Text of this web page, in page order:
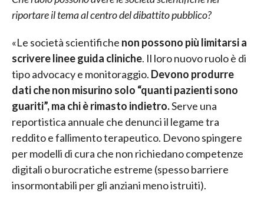
riportare il tema al centro del dibattito pubblico?
«Le società scientifiche non possono più limitarsi a
scrivere linee guida cliniche. Il loro nuovo ruolo è di
tipo advocacy e monitoraggio. Devono produrre
dati che non misurino solo “quanti pazienti sono
guariti”, ma chi è rimasto indietro.Serve una
reportistica annuale che denunci il legame tra
reddito e fallimento terapeutico. Devono spingere
per modelli di cura che non richiedano competenze
digitali o burocratiche estreme (spesso barriere
insormontabili per gli anziani meno istruiti).